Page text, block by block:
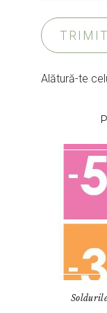
Alătură-te